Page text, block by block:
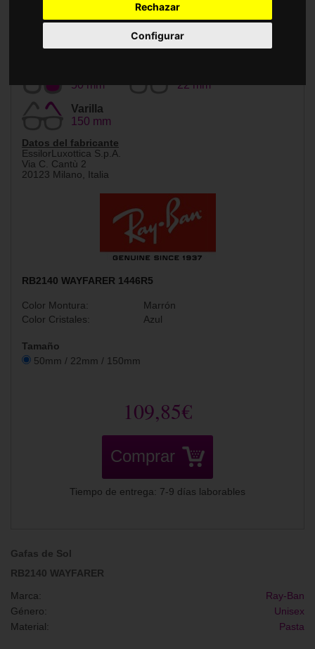
Rechazar
Configurar
50 mm
22 mm
Varilla
150 mm
Datos del fabricante
EssilorLuxottica S.p.A.
Via C. Cantù 2
20123 Milano, Italia
RB2140 WAYFARER 1446R5
Color Montura:
Marrón
Color Cristales:
Azul
Tamaño
50mm / 22mm / 150mm
109,85€
Comprar
Tiempo de entrega: 7-9 días laborables
Gafas de Sol
RB2140 WAYFARER
Marca:
Ray-Ban
Género:
Unisex
Material:
Pasta